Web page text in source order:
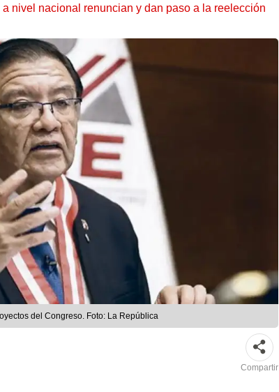
nivel nacional renuncian y dan paso a la reelección
del Congreso. Foto: La República
Compartir